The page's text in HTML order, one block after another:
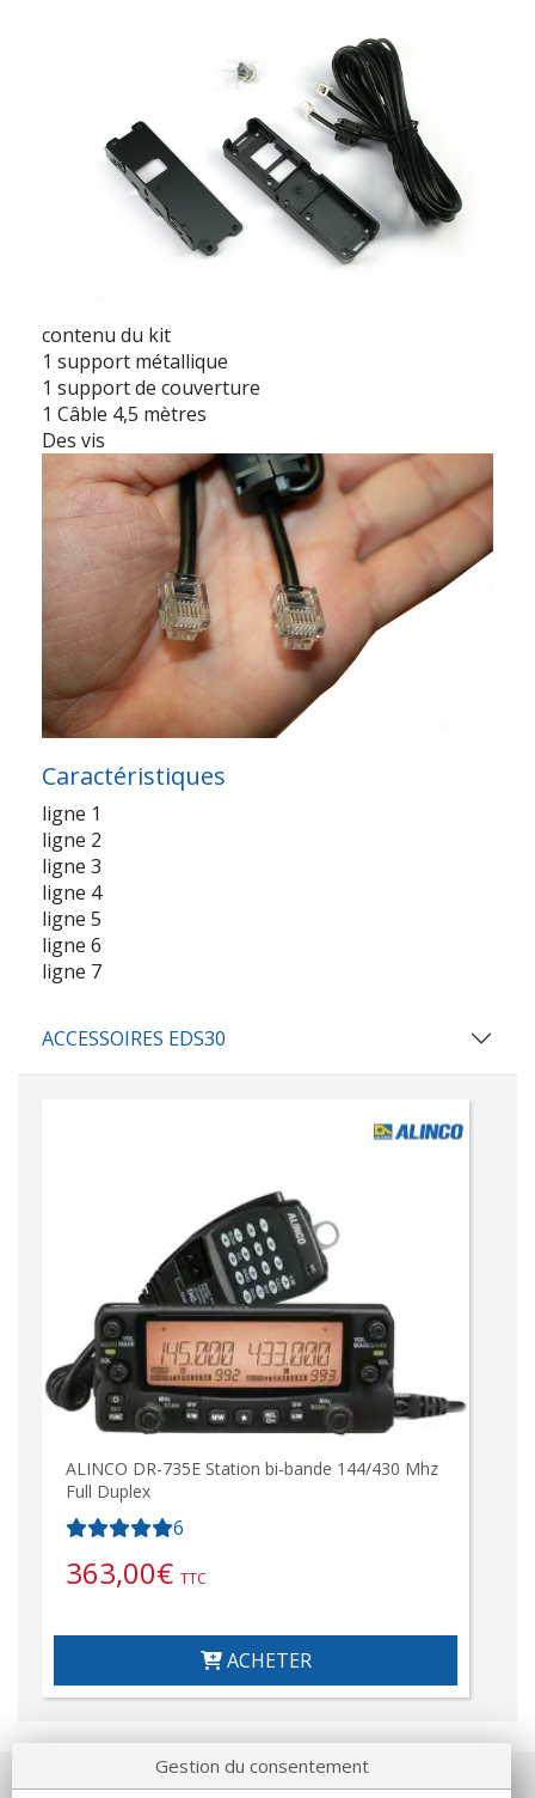
contenu du kit
1 support métallique
1 support de couverture
1 Câble 4,5 mètres
Des vis
Caractéristiques
ligne 1
ligne 2
ligne 3
ligne 4
ligne 5
ligne 6
ligne 7
ACCESSOIRES EDS30
ALINCO DR-735E Station bi-bande 144/430 Mhz
Full Duplex
6
363,00€ TTC
ACHETER
Gestion du consentement